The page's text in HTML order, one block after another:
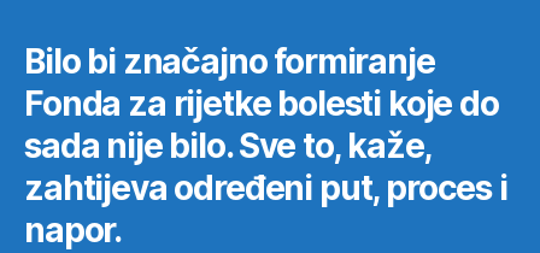
Bilo bi značajno formiranje
Fonda za rijetke bolesti koje do
sada nije bilo. Sve to, kaže,
zahtijeva određeni put, proces i
napor.